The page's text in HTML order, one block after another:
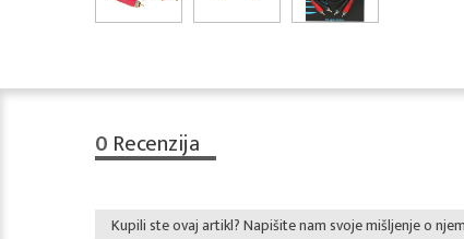
0 Recenzija
Kupili ste ovaj artikl? Napišite nam svoje mišljenje o